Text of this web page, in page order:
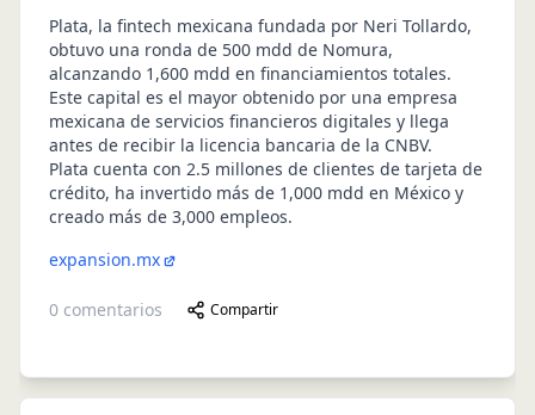
Plata, la fintech mexicana fundada por Neri Tollardo,
obtuvo una ronda de 500 mdd de Nomura,
alcanzando 1,600 mdd en financiamientos totales.
Este capital es el mayor obtenido por una empresa
mexicana de servicios financieros digitales y llega
antes de recibir la licencia bancaria de la CNBV.
Plata cuenta con 2.5 millones de clientes de tarjeta de
crédito, ha invertido más de 1,000 mdd en México y
creado más de 3,000 empleos.
expansion.mx
0 comentarios Compartir